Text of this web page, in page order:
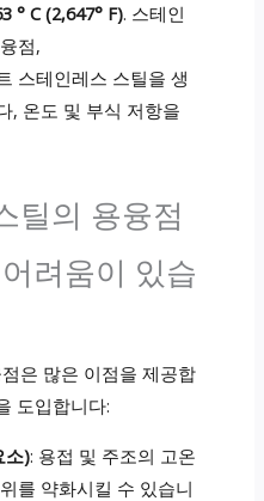
° C (2,647° F). 스테인
점,
스테인레스 스틸을 생
, 온도 및 부식 저항을
틸의 용융점
려움이 있습
은 많은 이점을 제공합
도입합니다:
소): 용접 및 주조의 고온
를 약화시킬 수 있습니